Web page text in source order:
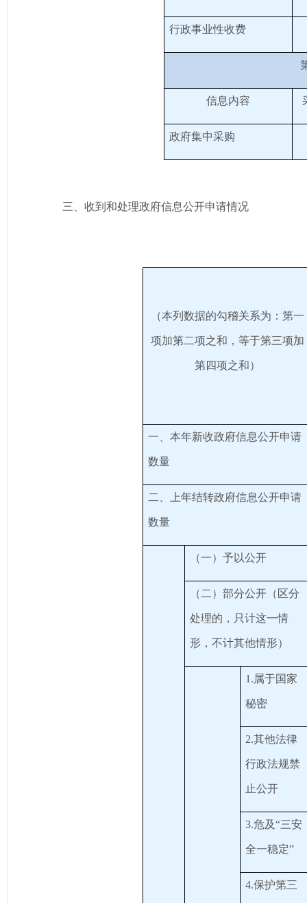
行政事业性收费
信息内容
政府集中采购
三、收到和处理政府信息公开申请情况
（本列数据的勾稽关系为：第一
项加第二项之和，等于第三项加
第四项之和）
一、本年新收政府信息公开申请
数量
二、上年结转政府信息公开申请
数量
（一）予以公开
（二）部分公开（区分
处理的，只计这一情
形，不计其他情形）
1.属于国家
秘密
2.其他法律
行政法规禁
止公开
3.危及“三安
全一稳定”
4.保护第三